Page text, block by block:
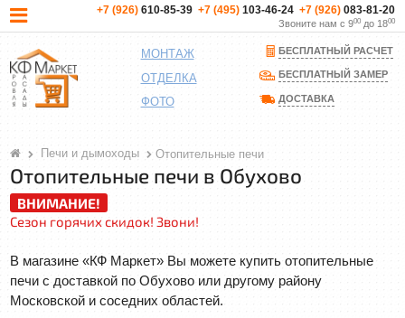
+7 (926)610-85-39 +7 (495)103-46-24 +7 (926)083-81-20
Звоните нам с 900до 1800
МОНТАЖ
ОТДЕЛКА
ФОТО
БЕСПЛАТНЫЙ РАСЧЕТ
БЕСПЛАТНЫЙ ЗАМЕР
ДОСТАВКА
Печи и дымоходы Отопительные печи
Отопительные печи в Обухово
ВНИМАНИЕ!
Сезон горячих скидок! Звони!
В магазине «КФ Маркет» Вы можете купить отопительные
печи с доставкой по Обухово или другому району
Московской и соседних областей.